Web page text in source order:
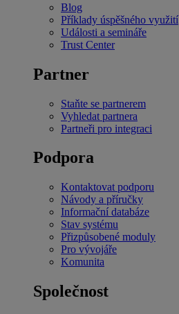
Blog
Příklady úspěšného využití
Události a semináře
Trust Center
Partner
Staňte se partnerem
Vyhledat partnera
Partneři pro integraci
Podpora
Kontaktovat podporu
Návody a příručky
Informační databáze
Stav systému
Přizpůsobené moduly
Pro vývojáře
Komunita
Společnost